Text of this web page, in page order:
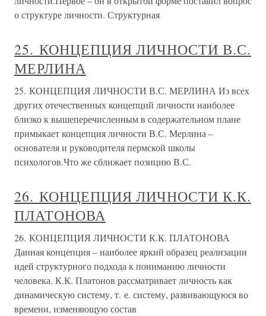
о структуре личности. Структурная
25. КОНЦЕПЦИЯ ЛИЧНОСТИ В.С.
МЕРЛИНА
25. КОНЦЕПЦИЯ ЛИЧНОСТИ В.С. МЕРЛИНА Из всех
других отечественных концепций личности наиболее
близко к вышеперечисленным в содержательном плане
примыкает концепция личности В.С. Мерлина –
основателя и руководителя пермской школы
психологов.Что же сближает позицию В.С.
26. КОНЦЕПЦИЯ ЛИЧНОСТИ К.К.
ПЛАТОНОВА
26. КОНЦЕПЦИЯ ЛИЧНОСТИ К.К. ПЛАТОНОВА
Данная концепция – наиболее яркий образец реализации
идей структурного подхода к пониманию личности
человека. К.К. Платонов рассматривает личность как
динамическую систему, т. е. систему, развивающуюся во
времени, изменяющую состав